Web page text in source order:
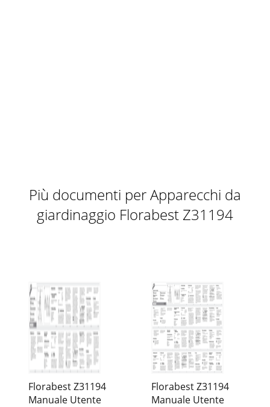
Più documenti per Apparecchi da
giardinaggio Florabest Z31194
Florabest Z31194
Manuale Utente
Florabest Z31194
Manuale Utente